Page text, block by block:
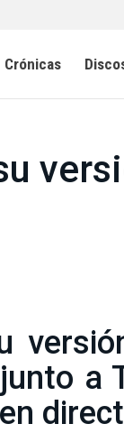
Crónicas
a